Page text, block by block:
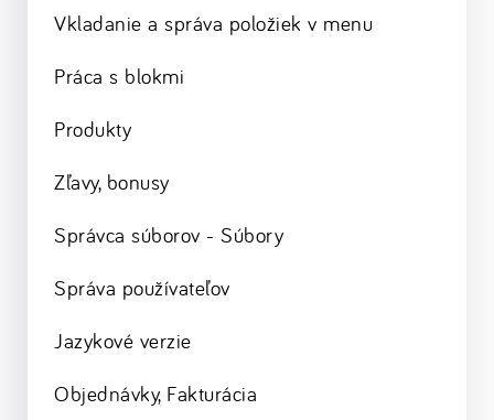
Vkladanie a správa položiek v menu
Práca s blokmi
Produkty
Zľavy, bonusy
Správca súborov - Súbory
Správa používateľov
Jazykové verzie
Objednávky, Fakturácia